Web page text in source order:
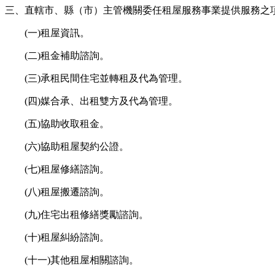
三、直轄市、縣（市）主管機關委任租屋服務事業提供服務之
(一)租屋資訊。
(二)租金補助諮詢。
(三)承租民間住宅並轉租及代為管理。
(四)媒合承、出租雙方及代為管理。
(五)協助收取租金。
(六)協助租屋契約公證。
(七)租屋修繕諮詢。
(八)租屋搬遷諮詢。
(九)住宅出租修繕獎勵諮詢。
(十)租屋糾紛諮詢。
(十一)其他租屋相關諮詢。